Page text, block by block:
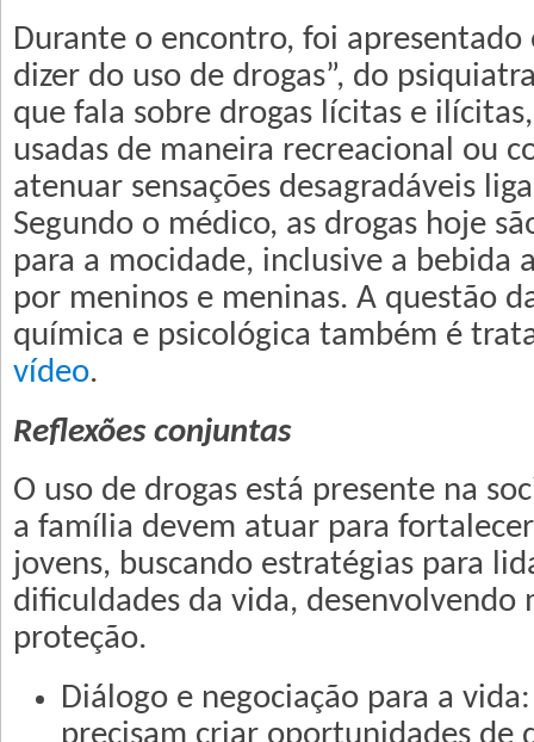
Durante o encontro, foi apresentado
dizer do uso de drogas”, do
que fala sobre drogas lícitas e
usadas de maneira recreacional ou
atenuar sensações desagradáveis
Segundo o médico, as drogas hoje
para a mocidade, inclusive a bebida
por meninos e meninas. A questão
química e psicológica também é
vídeo.
Reflexões conjuntas
O uso de drogas está presente na
a família devem atuar para
jovens, buscando estratégias para
dificuldades da vida, desenvolvendo
proteção.
Diálogo e negociação para a